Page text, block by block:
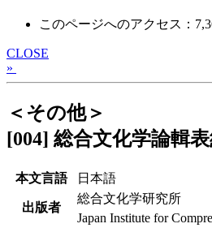
このページへのアクセス：
CLOSE
»
＜その他＞
[004] 総合文化学論輯
本文言語 日本語
出版者
総合文化学研究所
Japan Institute for